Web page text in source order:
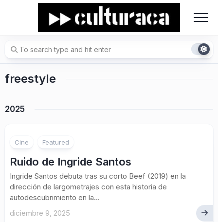
freestyle
2025
Cine Featured
Ruido de Ingride Santos
Ingride Santos debuta tras su corto Beef (2019) en la
dirección de largometrajes con esta historia de
autodescubrimiento en la...
diciembre 9, 2025